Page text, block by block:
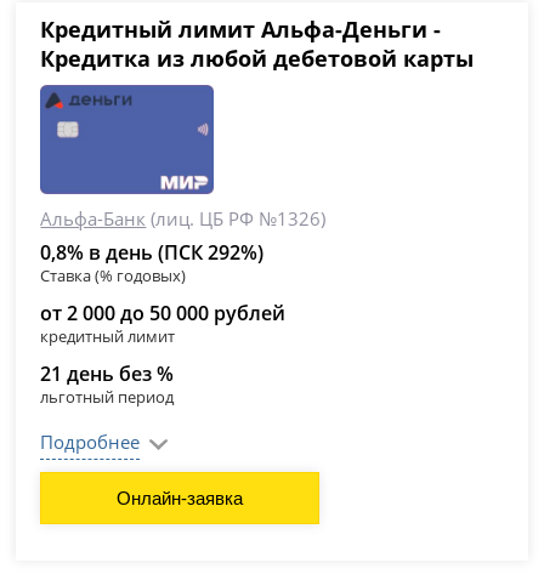
Кредитный лимит Альфа-Деньги -
Кредитка из любой дебетовой карты
Альфа-Банк (лиц. ЦБ РФ №1326)
0,8% в день (ПСК 292%)
Ставка (% годовых)
от 2 000 до 50 000 рублей
кредитный лимит
21 день без %
льготный период
Подробнее
Онлайн-заявка